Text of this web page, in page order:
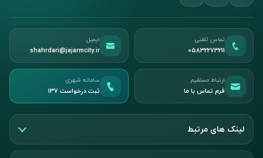
تماس تلفنی
05832273211
ایمیل
shahrdari@jajarmcity.ir
ارتباط مستقیم
فرم تماس با ما
سامانه شهری
ثبت درخواست ۱۳۷
لینک های مرتبط